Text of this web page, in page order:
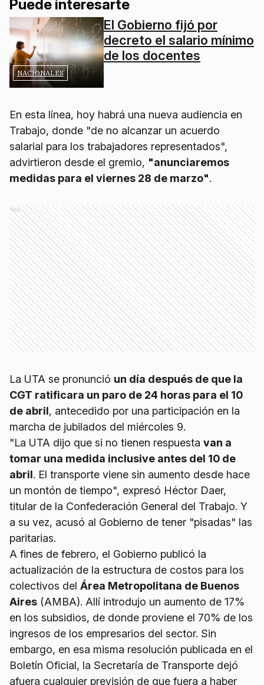
Puede interesarte
NACIONALES
El Gobierno fijó por
decreto el salario mínimo
de los docentes
En esta línea, hoy habrá una nueva audiencia en
Trabajo, donde "de no alcanzar un acuerdo
salarial para los trabajadores representados",
advirtieron desde el gremio, "anunciaremos
medidas para el viernes 28 de marzo".
Ads
La UTA se pronunció un día después de que la
CGT ratificara un paro de 24 horas para el 10
de abril, antecedido por una participación en la
marcha de jubilados del miércoles 9.
"La UTA dijo que si no tienen respuesta van a
tomar una medida inclusive antes del 10 de
abril. El transporte viene sin aumento desde hace
un montón de tiempo", expresó Héctor Daer,
titular de la Confederación General del Trabajo. Y
a su vez, acusó al Gobierno de tener "pisadas" las
paritarias.
A fines de febrero, el Gobierno publicó la
actualización de la estructura de costos para los
colectivos del Área Metropolitana de Buenos
Aires (AMBA). Allí introdujo un aumento de 17%
en los subsidios, de donde proviene el 70% de los
ingresos de los empresarios del sector. Sin
embargo, en esa misma resolución publicada en el
Boletín Oficial, la Secretaría de Transporte dejó
afuera cualquier previsión de que fuera a haber